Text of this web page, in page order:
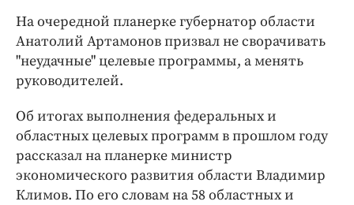
Образование
Общество
Погода
Праздники
Происшествия
Спорт
Экономика и бизнес
ПРОЕКТЫ
На очередной планерке губернатор области
Анатолий Артамонов призвал не сворачивать
"неудачные" целевые программы, а менять
руководителей.
Об итогах выполнения федеральных и
областных целевых программ в прошлом году
рассказал на планерке министр
экономического развития области Владимир
Климов. По его словам на 58 областных и